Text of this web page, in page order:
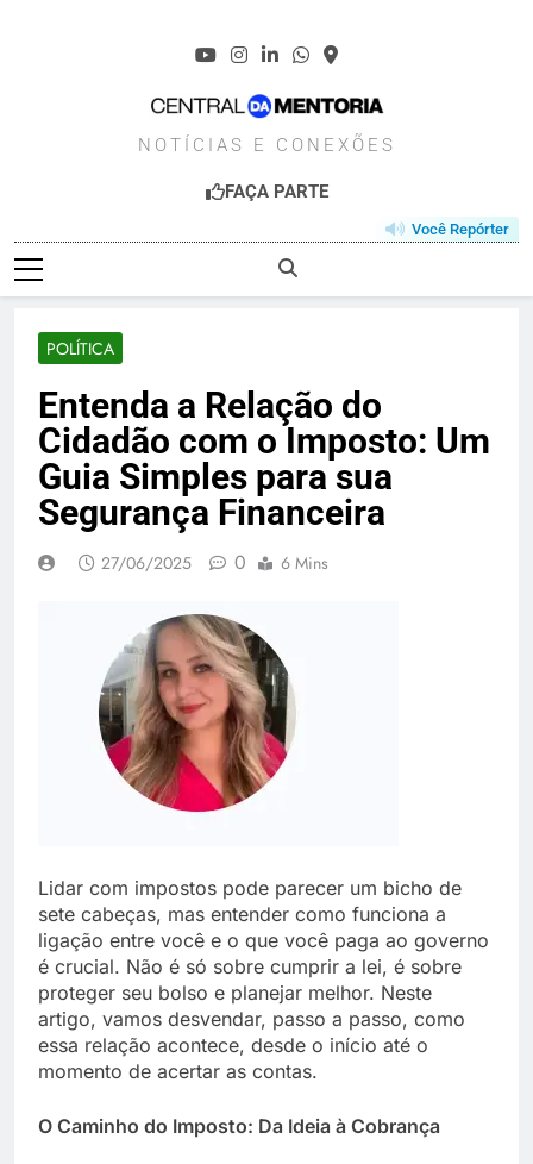
NOTÍCIAS E CONEXÕES
FAÇA PARTE
Você Repórter
POLÍTICA
Entenda a Relação do
Cidadão com o Imposto: Um
Guia Simples para sua
Segurança Financeira
27/06/2025 0 6 Mins
Lidar com impostos pode parecer um bicho de
sete cabeças, mas entender como funciona a
ligação entre você e o que você paga ao governo
é crucial. Não é só sobre cumprir a lei, é sobre
proteger seu bolso e planejar melhor. Neste
artigo, vamos desvendar, passo a passo, como
essa relação acontece, desde o início até o
momento de acertar as contas.
O Caminho do Imposto: Da Ideia à Cobrança